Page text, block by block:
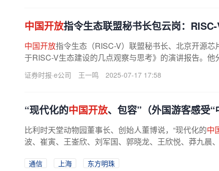
中国开放指令生态联盟秘书长包云岗：
中国开放指令生态（RISC-V）联盟秘书长、北京开源
于RISC-V生态建设的几点观察与思考》的演讲报告。
在全球RISC-V市场
中
证券时报·e公司 王一鸣 2025-07-17 17:58
“现代化的中国开放、包容”（外国游客感受“
比利时天堂动物园董事长、创始人董博说，“现代化的中
波、崔寅、王崟欣、刘军国、郭晓龙、王欣悦、莽九晨
通信 上海
东方明珠